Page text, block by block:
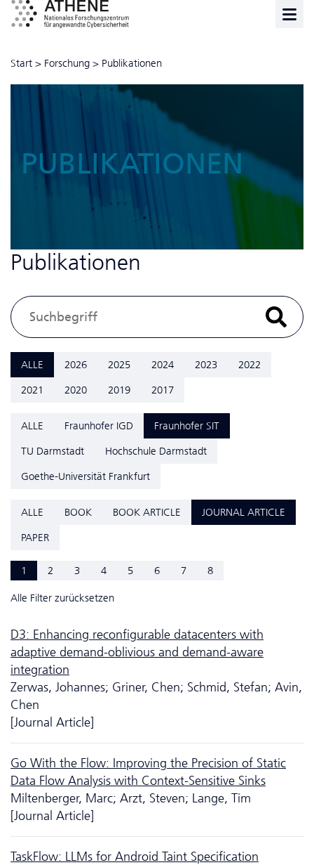
Start > Forschung > Publikationen
PUBLIKATIONEN
Publikationen
ALLE 2026 2025 2024 2023
2022
2021
2020 2019 2017
ALLE Fraunhofer IGD
Fraunhofer SIT
TU Darmstadt
Hochschule Darmstadt
Goethe-Universität Frankfurt
ALLE BOOK BOOK ARTICLE
JOURNAL ARTICLE
PAPER
1 2 3 4 5 6 7 8
Alle Filter zurücksetzen
D3: Enhancing reconfigurable datacenters with
adaptive demand-oblivious and demand-aware
integration
Zerwas, Johannes; Griner, Chen; Schmid, Stefan; Avin,
Chen
[Journal Article]
Go With the Flow: Improving the Precision of Static
Data Flow Analysis with Context-Sensitive Sinks
Miltenberger, Marc; Arzt, Steven; Lange, Tim
[Journal Article]
TaskFlow: LLMs for Android Taint Specification